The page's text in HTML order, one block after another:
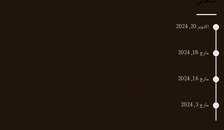
اکتوبر 20, 2024
مارچ 18, 2024
مارچ 16, 2024
مارچ 3, 2024